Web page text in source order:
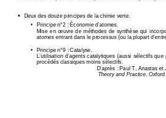

   Deux des douze principes de la chimie verte.
•
   Principe n°2 : Économie d’atomes.
Mise  en  œuvre  de  méthodes  de  synthèse  qui
atomes entrant dans le processus (ou la plupart d’e
•
   Principe n°9 : Catalyse.
L’utilisation d’agents catalytiques (aussi sélectifs que
procédés classiques moins sélectifs.
D’après : Paul T. Anastas et
Theory and Practice , Oxford